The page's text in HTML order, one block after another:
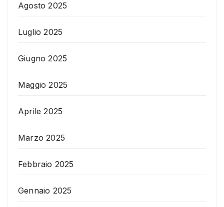
Agosto 2025
Luglio 2025
Giugno 2025
Maggio 2025
Aprile 2025
Marzo 2025
Febbraio 2025
Gennaio 2025